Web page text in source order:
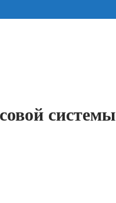
системы